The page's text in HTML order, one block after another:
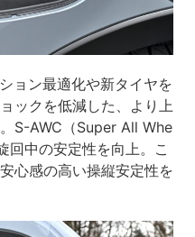
ョン最適化や新タイヤを
ックを低減した、より上
S-AWC（Super All Whe
中の安定性を向上。こ
心感の高い操縦安定性を